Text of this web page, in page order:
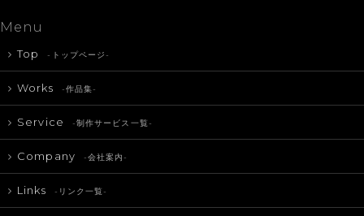
Menu
Top -トップページ-
Works -作品集-
Service -制作サービス一覧-
Company -会社案内-
Links -リンク一覧-